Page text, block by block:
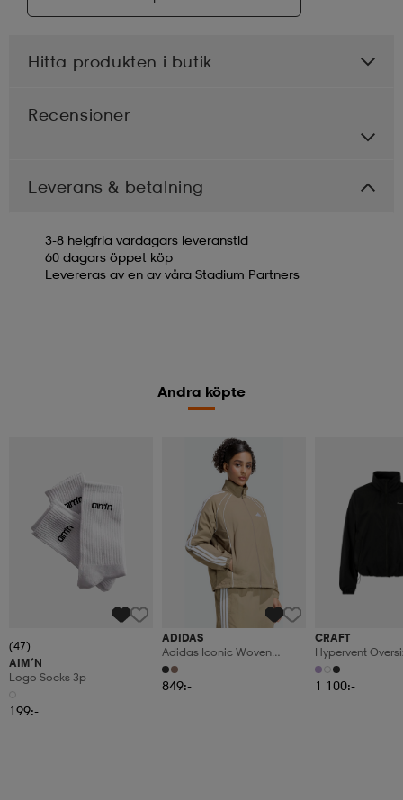
Hitta produkten i butik
Recensioner
Leverans & betalning
3-8 helgfria vardagars leveranstid
60 dagars öppet köp
Levereras av en av våra Stadium Partners
Andra köpte
(47)
AIM´N
Logo Socks 3p
199:-
ADIDAS
Adidas Iconic Woven
Träningsjacka Med 3-
Stripes
849:-
CRAFT
Hypervent
Jacket W
1 100:-